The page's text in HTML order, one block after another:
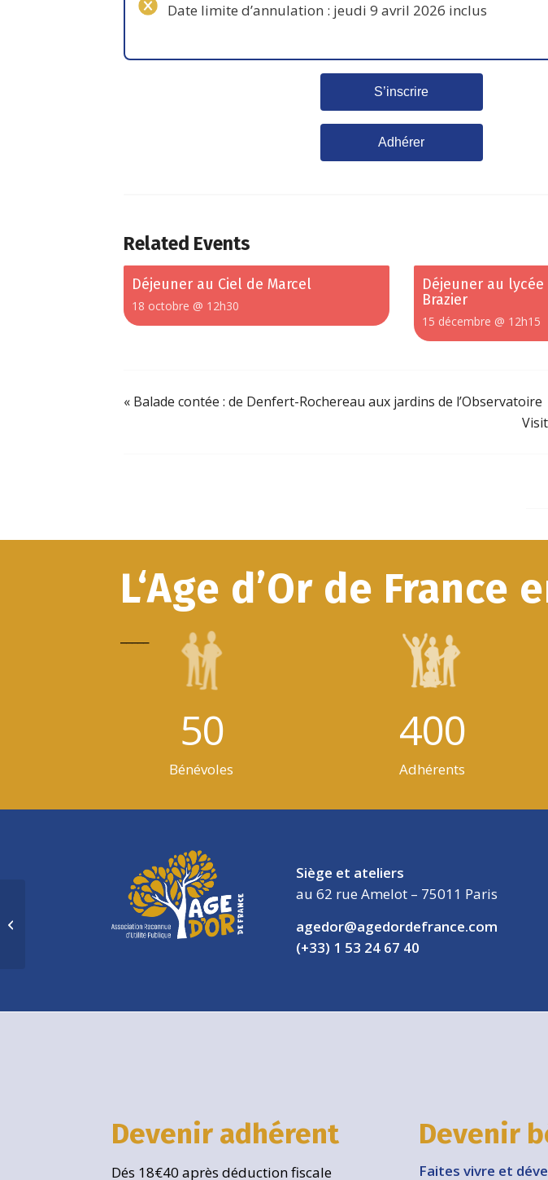
Date limite d’annulation : jeudi 9 avril 2026 inclus
S’inscrire
Adhérer
Related Events
Déjeuner au Ciel de Marcel
18 octobre @ 12h30
Déjeuner au
Brazier
15 décembre @ 12h15
« Balade contée : de Denfert-Rochereau aux jardins de l’Observatoire
L‘Age d’Or de
50
Bénévoles
400
Adhérents
Siège et ateliers
au 62 rue Amelot – 75011 Paris
agedor@agedordefrance.com
(+33) 1 53 24 67 40
Devenir adhérent
Dés 18€40 après déduction fiscale
Devenir
Faites vivre et
Balade contée : de Denfert-
Rochereau aux jardins de